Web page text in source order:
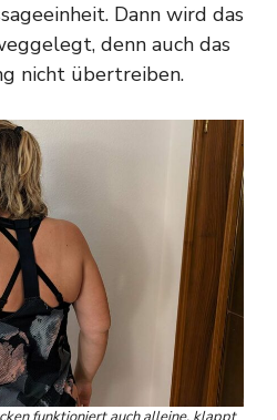
Dann wird das
denn auch das
nicht übertreiben.